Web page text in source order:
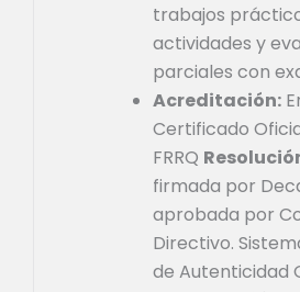
trabajos
actividades y
parciales con
Acreditación:
Certificado
FRRQ
firmada por
aprobada por
Directivo.
de Autenticidad